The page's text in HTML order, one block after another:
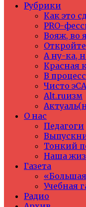
Рубрики
Как это
PRO-
Вояж, во
А ну-ка,
Красная
В
Чисто
Alt.ruизм
О нас
Педагоги
Тонкий
Наша
Газета
Учебная
Радио